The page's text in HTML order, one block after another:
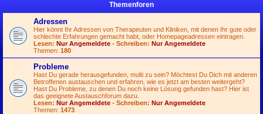
Themenforen
Adressen
Hier könnt Ihr Adressen von Therapeuten und Kliniken, mit denen Ihr gute oder
schlechte Erfahrungen gemacht habt, oder Homepageadressen eintragen.
Lesen: Nur Angemeldete - Schreiben: Nur Angemeldete
Themen: 180
Probleme
Hast Du gerade herausgefunden, multi zu sein? Möchtest Du Dich mit anderen
Betroffenen austauschen und erfahren, wie es jetzt am besten weitergeht?
Hast Du Probleme, zu denen Du noch keine Lösung gefunden hast? Hier ist
das geeignete Austauschforum dazu.
Lesen: Nur Angemeldete - Schreiben: Nur Angemeldete
Themen: 1473